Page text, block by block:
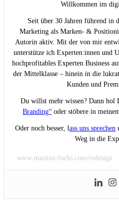
Willkommen im
Seit über 30 Jahren führend in
Marketing als Marken- &
Autorin aktiv. Mit der von mir
unterstütze ich Experten:innen und
hochprofitables Experten Business
der Mittelklasse – hinein in die
Kunden und
Du willst mehr wissen? Dann hol
Branding“ oder stöbere in
Oder noch besser, lass uns sprechen
Weg in die
www.martina-fuchs.com/redesign